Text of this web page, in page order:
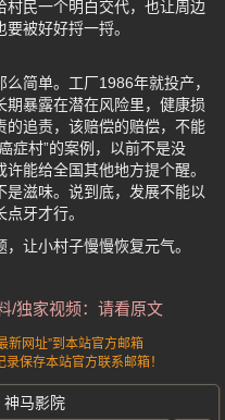
民一个明白交代，也让周边
被好好捋一捋。
简单。工厂1986年就投产，
期暴露在潜在风险里，健康损
的追责，该赔偿的赔偿，不能
症村”的案例，以前不是没
能给全国其他地方提个醒。
滋味。说到底，发展不能以
牙才行。
让小村子慢慢恢复元气。
/独家视频：请看原文
新网址”到本站官方邮箱
保存本站官方联系邮箱！
马影院